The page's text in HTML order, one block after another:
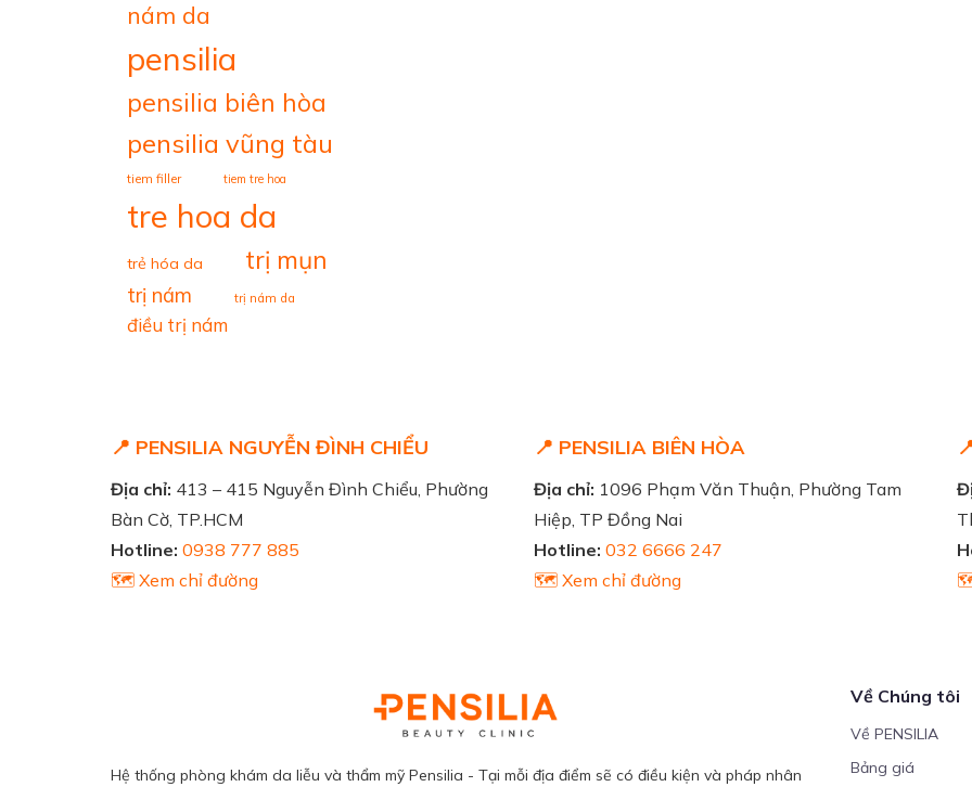
nám da
pensilia
pensilia biên hòa
pensilia vũng tàu
tiem filler tiem tre hoa
tre hoa da
trẻ hóa da trị mụn
trị nám trị nám da
điều trị nám
📍 PENSILIA NGUYỄN ĐÌNH CHIỂU
Địa chỉ: 413 – 415 Nguyễn Đình Chiểu, Phường
Bàn Cờ, TP.HCM
Hotline: 0938 777 885
🗺️ Xem chỉ đường
📍 PENSILIA BIÊN HÒA
Địa chỉ: 1096 Phạm Văn Thuận, Phường Tam
Hiệp, TP Đồng Nai
Hotline: 032 6666 247
🗺️ Xem chỉ đường
Hệ thống phòng khám da liễu và thẩm mỹ Pensilia - Tại mỗi địa điểm sẽ có điều kiện và pháp nhân
Về Chúng tôi
Về PENSILIA
Bảng giá